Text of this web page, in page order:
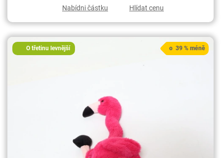
Nabídni částku
Hlídat cenu
O třetinu levnější o 39 % méně